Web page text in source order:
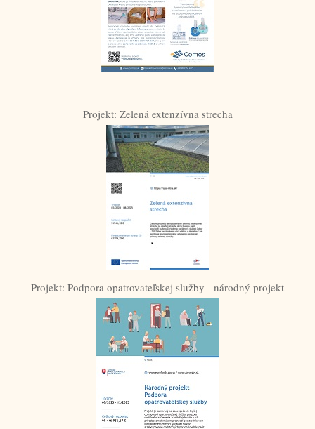
Projekt: Zelená extenzívna strecha
Projekt: Podpora opatrovateľskej služby - národný projekt